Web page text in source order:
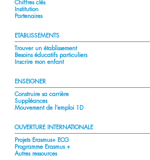
Chiffres clés
Institution
Partenaires
ETABLISSEMENTS
Trouver un établissement
Besoins éducatifs particuliers
Inscrire mon enfant
ENSEIGNER
Construire sa carrière
Suppléances
Mouvement de l’emploi 1D
OUVERTURE INTERNATIONALE
Projets Erasmus+ ECG
Programme Erasmus +
Autres ressources